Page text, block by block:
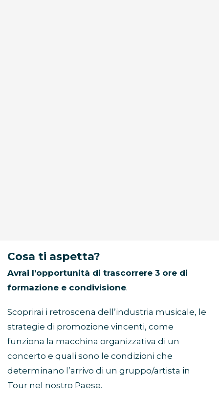
Cosa ti aspetta?
Avrai l’opportunità di trascorrere 3 ore di
formazione e condivisione.
Scoprirai i retroscena dell’industria musicale, le
strategie di promozione vincenti, come
funziona la macchina organizzativa di un
concerto e quali sono le condizioni che
determinano l’arrivo di un gruppo/artista in
Tour nel nostro Paese.